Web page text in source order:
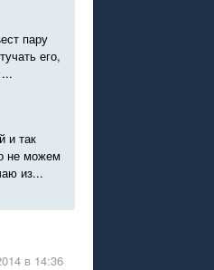
пару
его,
и так
не можем
из...
в 14:36